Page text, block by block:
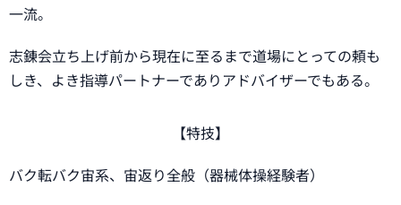
一流。
志錬会立ち上げ前から現在に至るまで道場にとっての頼も
しき、よき指導パートナーでありアドバイザーでもある。
【特技】
バク転バク宙系、宙返り全般（器械体操経験者）